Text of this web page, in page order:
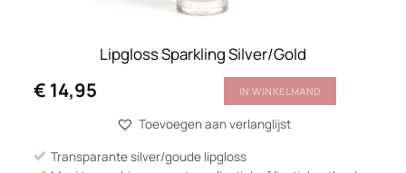
Lipgloss Sparkling Silver/Gold
€ 14,95 IN WINKELMAND
Toevoegen aan verlanglijst
Transparante silver/goude lipgloss